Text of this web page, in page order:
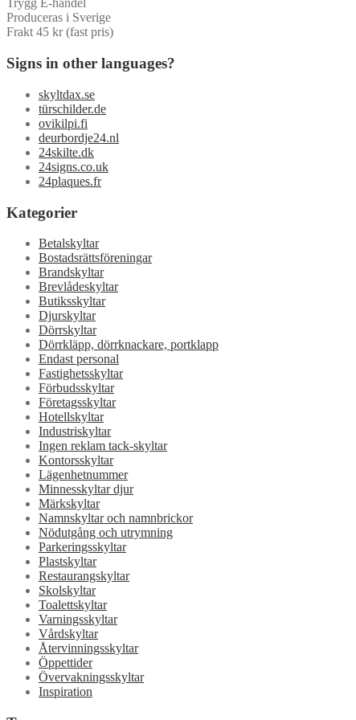
Trygg E-handel
Produceras i Sverige
Frakt 45 kr (fast pris)
Signs in other languages?
skyltdax.se
türschilder.de
ovikilpi.fi
deurbordje24.nl
24skilte.dk
24signs.co.uk
24plaques.fr
Kategorier
Betalskyltar
Bostadsrättsföreningar
Brandskyltar
Brevlådeskyltar
Butiksskyltar
Djurskyltar
Dörrskyltar
Dörrkläpp, dörrknackare, portklapp
Endast personal
Fastighetsskyltar
Förbudsskyltar
Företagsskyltar
Hotellskyltar
Industriskyltar
Ingen reklam tack-skyltar
Kontorsskyltar
Lägenhetnummer
Minnesskyltar djur
Märkskyltar
Namnskyltar och namnbrickor
Nödutgång och utrymning
Parkeringsskyltar
Plastskyltar
Restaurangskyltar
Skolskyltar
Toalettskyltar
Varningsskyltar
Vårdskyltar
Återvinningsskyltar
Öppettider
Övervakningsskyltar
Inspiration